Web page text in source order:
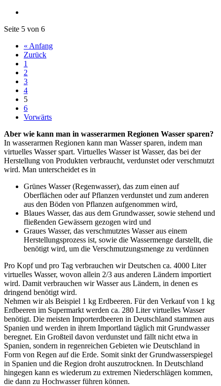
Seite 5 von 6
« Anfang
Zurück
1
2
3
4
5
6
Vorwärts
Aber wie kann man in wasserarmen Regionen Wasser sparen?
In wasserarmen Regionen kann man Wasser sparen, indem man
virtuelles Wasser spart. Virtuelles Wasser ist Wasser, das bei der
Herstellung von Produkten verbraucht, verdunstet oder verschmutzt
wird. Man unterscheidet es in
Grünes Wasser (Regenwasser), das zum einen auf
Oberflächen oder auf Pflanzen verdunstet und zum anderen
aus den Böden von Pflanzen aufgenommen wird,
Blaues Wasser, das aus dem Grundwasser, sowie stehend und
fließenden Gewässern gezogen wird und
Graues Wasser, das verschmutztes Wasser aus einem
Herstellungsprozess ist, sowie die Wassermenge darstellt, die
benötigt wird, um die Verschmutzungsmenge zu verdünnen
Pro Kopf und pro Tag verbrauchen wir Deutschen ca. 4000 Liter
virtuelles Wasser, wovon allein 2/3 aus anderen Ländern importiert
wird. Damit verbrauchen wir Wasser aus Ländern, in denen es
dringend benötigt wird.
Nehmen wir als Beispiel 1 kg Erdbeeren. Für den Verkauf von 1 kg
Erdbeeren im Supermarkt werden ca. 280 Liter virtuelles Wasser
benötigt. Die meisten Importerdbeeren in Deutschland stammen aus
Spanien und werden in ihrem Importland täglich mit Grundwasser
beregnet. Ein Großteil davon verdunstet und fällt nicht etwa in
Spanien, sondern in regenreichen Gebieten wie Deutschland in
Form von Regen auf die Erde. Somit sinkt der Grundwasserspiegel
in Spanien und die Region droht auszutrocknen. In Deutschland
hingegen kann es wiederum zu extremen Niederschlägen kommen,
die dann zu Hochwasser führen können.